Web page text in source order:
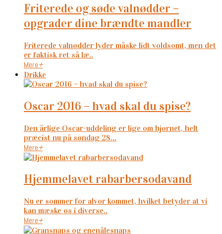
friterede og søde valnødder –
opgrader dine brændte mandler
Friterede valnødder lyder måske lidt voldsomt, men det
er faktisk ret så læ..
Mere+
Drikke
oscar 2016 – hvad skal du spise?
Den årlige Oscar-uddeling er lige om hjørnet, helt
præcist nu på søndag 28...
Mere+
hjemmelavet rabarbersodavand
Nu er sommer for alvor kommet, hvilket betyder at vi
kan mæske os i diverse..
Mere+